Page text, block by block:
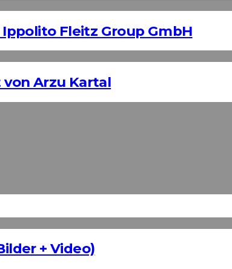
Fleitz Group GmbH
Arzu Kartal
+ Video)